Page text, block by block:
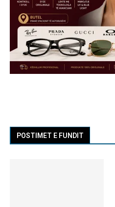
POSTIMET E FUNDIT